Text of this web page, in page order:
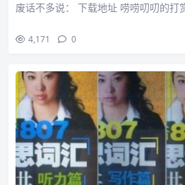
废话不多说： 下载地址 唠唠叨叨的打
4,171 0